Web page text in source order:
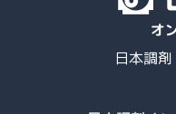
日本調